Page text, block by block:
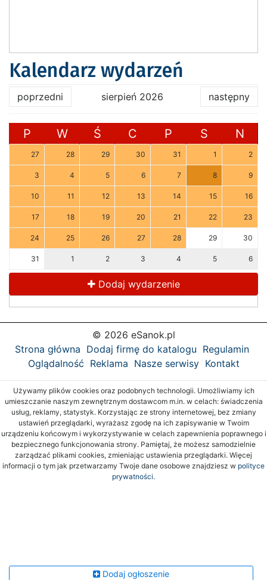
Kalendarz wydarzeń
poprzedni sierpień 2026 następny
P W Ś C P S N
27 28 29 30 31 1 2
3 4 5 6 7 8 9
10 11 12 13 14 15 16
17 18 19 20 21 22 23
24 25 26 27 28 29 30
31 1 2 3 4 5 6
Dodaj wydarzenie
© 2026 eSanok.pl
Strona główna Dodaj firmę do katalogu Regulamin
Oglądalność Reklama Nasze serwisy Kontakt
Używamy plików cookies oraz podobnych technologii. Umożliwiamy ich
umieszczanie naszym zewnętrznym dostawcom m.in. w celach: świadczenia
usług, reklamy, statystyk. Korzystając ze strony internetowej, bez zmiany
ustawień przeglądarki, wyrażasz zgodę na ich zapisywanie w Twoim
urządzeniu końcowym i wykorzystywanie w celach zapewnienia poprawnego i
bezpiecznego funkcjonowania strony. Pamiętaj, że możesz samodzielnie
zarządzać plikami cookies, zmieniając ustawienia przeglądarki. Więcej
informacji o tym jak przetwarzamy Twoje dane osobowe znajdziesz w polityce
prywatności.
Dodaj ogłoszenie